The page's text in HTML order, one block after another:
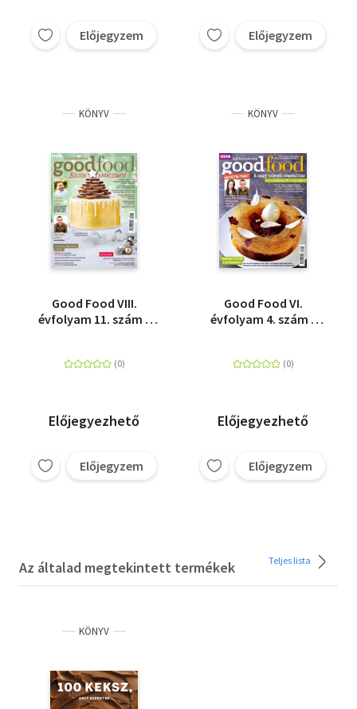
Előjegyzem Előjegyzem
KÖNYV
Good Food VIII.
évfolyam 11. szám -
Előjegyezhető
Előjegyzem
KÖNYV
Good Food VI.
évfolyam 4. szám -
Előjegyezhető
Előjegyzem
Az általad megtekintett termékek Teljes lista
KÖNYV